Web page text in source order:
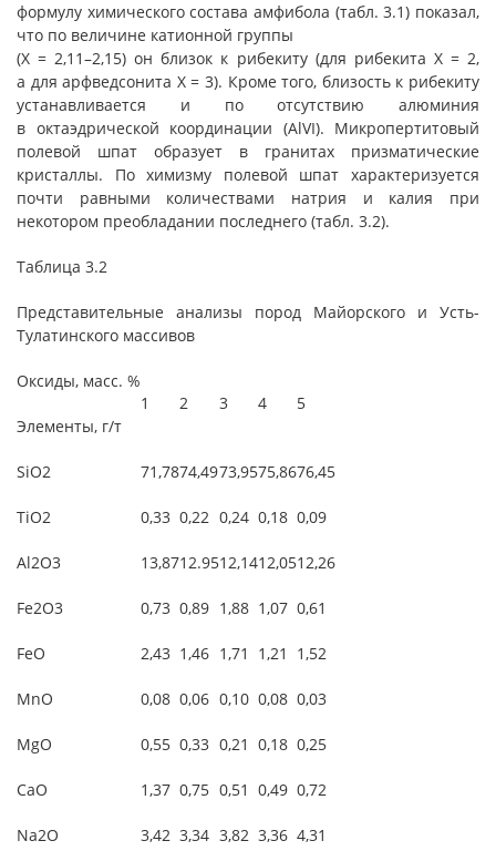
формулу химического состава амфибола (табл. 3.1) показал,
что по величине катионной группы
(Х = 2,11–2,15) он близок к рибекиту (для рибекита Х = 2,
а для арфведсонита Х = 3). Кроме того, близость к рибекиту
устанавливается и по отсутствию алюминия
в октаэдрической координации (AlVI). Микропертитовый
полевой шпат образует в гранитах призматические
кристаллы. По химизму полевой шпат характеризуется
почти равными количествами натрия и калия при
некотором преобладании последнего (табл. 3.2).
Таблица 3.2
Представительные анализы пород Майорского и Усть-
Тулатинского массивов
Оксиды, масс. %
Элементы, г/т
1 2 3 4 5
SiO2 71,7874,4973,9575,8676,45
TiO2 0,33 0,22 0,24 0,18 0,09
Al2O3 13,8712.9512,1412,0512,26
Fe2O3 0,73 0,89 1,88 1,07 0,61
FeO 2,43 1,46 1,71 1,21 1,52
MnO 0,08 0,06 0,10 0,08 0,03
MgO 0,55 0,33 0,21 0,18 0,25
CaO 1,37 0,75 0,51 0,49 0,72
Na2O 3,42 3,34 3,82 3,36 4,31